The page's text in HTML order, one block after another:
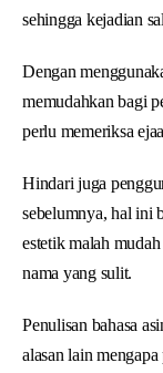
sehingga kejadian
Dengan
memudahkan bagi
perlu memeriksa
Hindari juga
sebelumnya, hal ini
estetik malah
nama yang sulit.
Penulisan bahasa
alasan lain